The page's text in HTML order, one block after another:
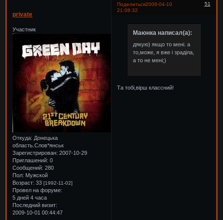
Поделиться 51
2008-04-10
21:08:32
private
Участник
Откуда: Донецька
область.Слов*янськ
Зарегистрирован: 2007-10-29
Приглашений: 0
Сообщений: 280
Пол: Мужской
Возраст: 33[1992-11-02]
Провел на форуме:
5 дней 4 часа
Последний визит:
2009-10-01 00:44:47
Маюнка написал(а):
дякую) якщо то мені. а
то,може, я вже і зраділа,
а то не мені;)
Та тобі,вірш классний!